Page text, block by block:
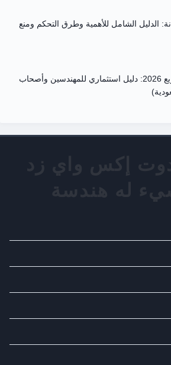
الدليل الشامل للأهمية وطرق التحكم ومنع
تكلفة بناء المتر المربع 2026: دليل استثماري للمهندسين وأصحاب